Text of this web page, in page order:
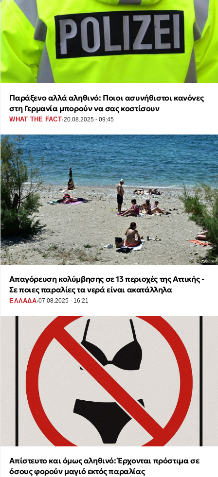
Παράξενο αλλά αληθινό: Ποιοι ασυνήθιστοι κανόνες
στη Γερμανία μπορούν να σας κοστίσουν
WHAT THE FACT·20.08.2025 - 09:45
Απαγόρευση κολύμβησης σε 13 περιοχές της Αττικής -
Σε ποιες παραλίες τα νερά είναι ακατάλληλα
ΕΛΛΑΔΑ·07.08.2025 - 16:21
Απίστευτο και όμως αληθινό: Έρχονται πρόστιμα σε
όσους φορούν μαγιό εκτός παραλίας